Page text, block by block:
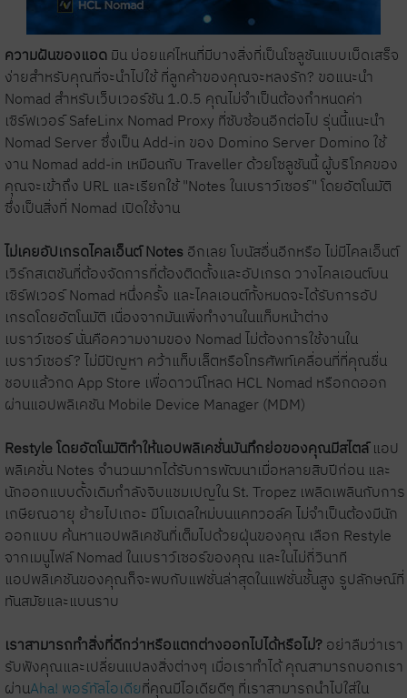
ความฝันของแอด มิน บ่อยแค่ไหนที่มีบางสิ่งที่เป็นโซลูชันแบบเบ็ดเสร็จ
ง่ายสำหรับคุณที่จะนำไปใช้ ที่ลูกค้าของคุณจะหลงรัก? ขอแนะนำ
Nomad สำหรับเว็บเวอร์ชัน 1.0.5 คุณไม่จำเป็นต้องกำหนดค่า
เซิร์ฟเวอร์ SafeLinx Nomad Proxy ที่ซับซ้อนอีกต่อไป รุ่นนี้แนะนำ
Nomad Server ซึ่งเป็น Add-in ของ Domino Server Domino ใช้
งาน Nomad add-in เหมือนกับ Traveller ด้วยโซลูชันนี้ ผู้บริโภคของ
คุณจะเข้าถึง URL และเรียกใช้ "Notes ในเบราว์เซอร์" โดยอัตโนมัติ
ซึ่งเป็นสิ่งที่ Nomad เปิดใช้งาน
ไม่เคยอัปเกรดไคลเอ็นต์ Notes อีกเลย โบนัสอื่นอีกหรือ ไม่มีไคลเอ็นต์
เวิร์กสเตชันที่ต้องจัดการที่ต้องติดตั้งและอัปเกรด วางไคลเอนต์บน
เซิร์ฟเวอร์ Nomad หนึ่งครั้ง และไคลเอนต์ทั้งหมดจะได้รับการอัป
เกรดโดยอัตโนมัติ เนื่องจากมันเพิ่งทำงานในแท็บหน้าต่าง
เบราว์เซอร์ นั่นคือความงามของ Nomad ไม่ต้องการใช้งานใน
เบราว์เซอร์? ไม่มีปัญหา คว้าแท็บเล็ตหรือโทรศัพท์เคลื่อนที่ที่คุณชื่น
ชอบแล้วกด App Store เพื่อดาวน์โหลด HCL Nomad หรือกดออก
ผ่านแอปพลิเคชัน Mobile Device Manager (MDM)
Restyle โดยอัตโนมัติทำให้แอปพลิเคชั่นบันทึกย่อของคุณมีสไตล์แอป
พลิเคชั่น Notes จำนวนมากได้รับการพัฒนาเมื่อหลายสิบปีก่อน และ
นักออกแบบดั้งเดิมกำลังจิบแชมเปญใน St. Tropez เพลิดเพลินกับการ
เกษียณอายุ ย้ายไปเถอะ มีโมเดลใหม่บนแคทวอล์ค ไม่จำเป็นต้องมีนัก
ออกแบบ ค้นหาแอปพลิเคชันที่เต็มไปด้วยฝุ่นของคุณ เลือก Restyle
จากเมนูไฟล์ Nomad ในเบราว์เซอร์ของคุณ และในไม่กี่วินาที
แอปพลิเคชันของคุณก็จะพบกับแฟชั่นล่าสุดในแฟชั่นชั้นสูง รูปลักษณ์ที่
ทันสมัยและแบนราบ
เราสามารถทำสิ่งที่ดีกว่าหรือแตกต่างออกไปได้หรือไม่? อย่าลืมว่าเรา
รับฟังคุณและเปลี่ยนแปลงสิ่งต่างๆ เมื่อเราทำได้ คุณสามารถบอกเรา
ผ่านAha! พอร์ทัลไอเดียที่คุณมีไอเดียดีๆ ที่เราสามารถนำไปใส่ใน